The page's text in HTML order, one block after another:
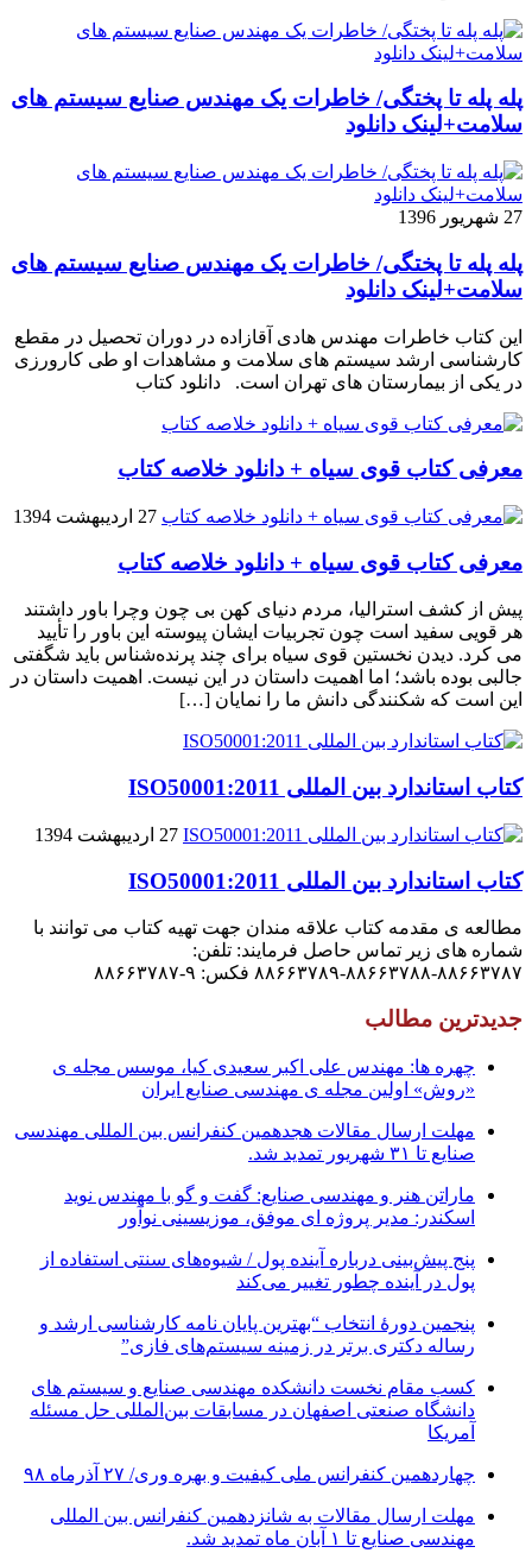
پله پله تا پختگی/ خاطرات یک مهندس صنایع سیستم های
سلامت+لینک دانلود
27 شهریور 1396
پله پله تا پختگی/ خاطرات یک مهندس صنایع سیستم های
سلامت+لینک دانلود
این کتاب خاطرات مهندس هادی آقازاده در دوران تحصیل در مقطع
کارشناسی ارشد سیستم های سلامت و مشاهدات او طی کارورزی
در یکی از بیمارستان های تهران است. دانلود کتاب
معرفی کتاب قوی سیاه + دانلود خلاصه کتاب
27 اردیبهشت 1394
معرفی کتاب قوی سیاه + دانلود خلاصه کتاب
پیش از کشف استرالیا، مردم دنیاى کهن بی چون وچرا باور داشتند
هر قویى سفید است چون تجربیات ایشان پیوسته این باور را تأیید
می کرد. دیدن نخستین قوى سیاه براى چند پرنده‌شناس باید شگفتى
جالبى بوده باشد؛ اما اهمیت داستان در این نیست. اهمیت داستان در
این است که شکنندگى دانش ما را نمایان […]
کتاب استاندارد بین المللی ISO50001:2011
27 اردیبهشت 1394
کتاب استاندارد بین المللی ISO50001:2011
مطالعه ی مقدمه کتاب علاقه مندان جهت تهیه کتاب می توانند با
شماره های زیر تماس حاصل فرمایند: تلفن:
۸۸۶۶۳۷۸۷-۸۸۶۶۳۷۸۸-۸۸۶۶۳۷۸۹ فکس: ۹-۸۸۶۶۳۷۸۷
جدیدترین مطالب
چهره ها: مهندس علی اکبر سعیدی کیا، موسس مجله ی
«روش» اولین مجله ی مهندسی صنایع ایران
مهلت ارسال مقالات هجدهمین کنفرانس بین المللی مهندسی
صنایع تا ۳۱ شهریور تمدید شد.
ماراتن هنر و مهندسی صنایع: گفت و گو با مهندس نوید
اسکندر: مدیر پروژه ای موفق، موزیسینی نوآور
پنج پیش‌بینی درباره آینده پول / شیوه‌های سنتی استفاده از
پول در آینده چطور تغییر می‌کند
پنجمین دورۀ انتخاب “بهترین پایان ­نامه کارشناسی­ ارشد و
رساله دکتری برتر در زمینه سیستم‌های فازی”
کسب مقام نخست دانشکده مهندسی صنایع و سیستم های
دانشگاه صنعتی اصفهان در مسابقات بین‌المللی حل مسئله
آمریکا
چهاردهمین کنفرانس ملی کیفیت و بهره وری/ ۲۷ آذرماه ۹۸
مهلت ارسال مقالات به شانزدهمین کنفرانس بین المللی
مهندسی صنایع تا ۱ آبان ماه تمدید شد.